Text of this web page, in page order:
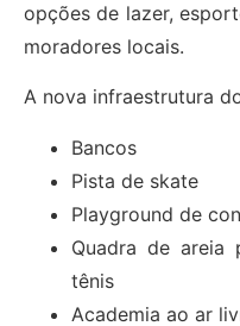
opções de lazer,
moradores locais.
A nova infraestrutura
Bancos
Pista de skate
Playground de
Quadra de areia
tênis
Academia ao ar